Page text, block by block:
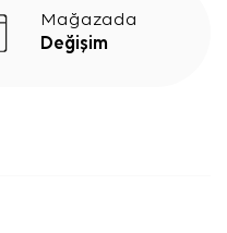
Mağazada
Değişim